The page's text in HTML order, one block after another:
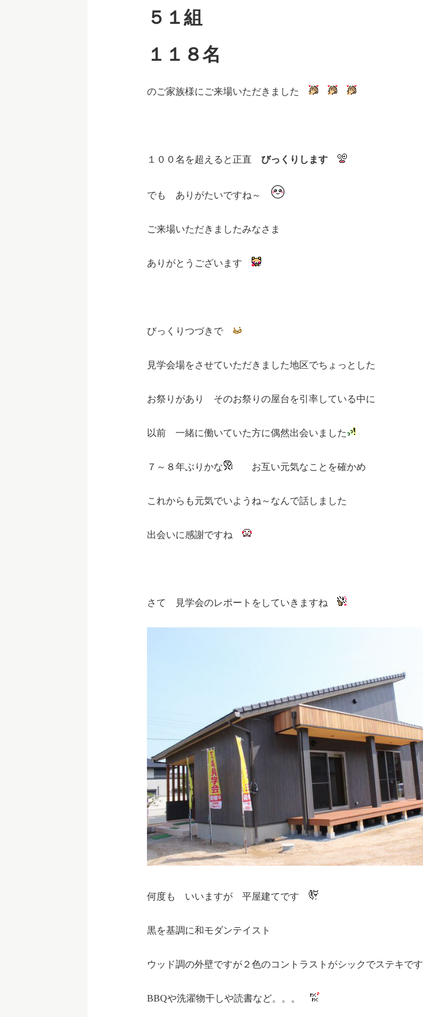
５１組
１１８名
のご家族様にご来場いただきました
１００名を超えると正直 びっくりします
でも ありがたいですね～
ご来場いただきましたみなさま
ありがとうございます
びっくりつづきで
見学会場をさせていただきました地区でちょっとした
お祭りがあり そのお祭りの屋台を引率している中に
以前 一緒に働いていた方に偶然出会いました
７～８年ぶりかな お互い元気なことを確かめ
これからも元気でいようね～なんで話しました
出会いに感謝ですね
さて 見学会のレポートをしていきますね
何度も いいますが 平屋建てです
黒を基調に和モダンテイスト
ウッド調の外壁ですが２色のコントラストがシックでステキです
BBQや洗濯物干しや読書など。。。